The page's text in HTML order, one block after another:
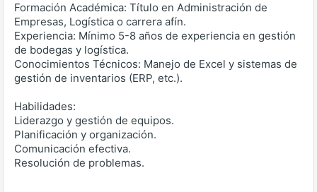
Formación Académica: Título en Administración de
Empresas, Logística o carrera afín.
Experiencia: Mínimo 5-8 años de experiencia en gestión
de bodegas y logística.
Conocimientos Técnicos: Manejo de Excel y sistemas de
gestión de inventarios (ERP, etc.).
Habilidades:
Liderazgo y gestión de equipos.
Planificación y organización.
Comunicación efectiva.
Resolución de problemas.